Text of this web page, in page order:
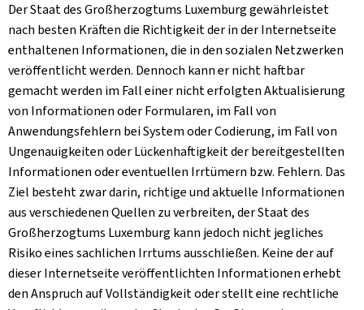
Der Staat des Großherzogtums Luxemburg gewährleistet
nach besten Kräften die Richtigkeit der in der Internetseite
enthaltenen Informationen, die in den sozialen Netzwerken
veröffentlicht werden. Dennoch kann er nicht haftbar
gemacht werden im Fall einer nicht erfolgten Aktualisierung
von Informationen oder Formularen, im Fall von
Anwendungsfehlern bei System oder Codierung, im Fall von
Ungenauigkeiten oder Lückenhaftigkeit der bereitgestellten
Informationen oder eventuellen Irrtümern bzw. Fehlern. Das
Ziel besteht zwar darin, richtige und aktuelle Informationen
aus verschiedenen Quellen zu verbreiten, der Staat des
Großherzogtums Luxemburg kann jedoch nicht jegliches
Risiko eines sachlichen Irrtums ausschließen. Keine der auf
dieser Internetseite veröffentlichten Informationen erhebt
den Anspruch auf Vollständigkeit oder stellt eine rechtliche